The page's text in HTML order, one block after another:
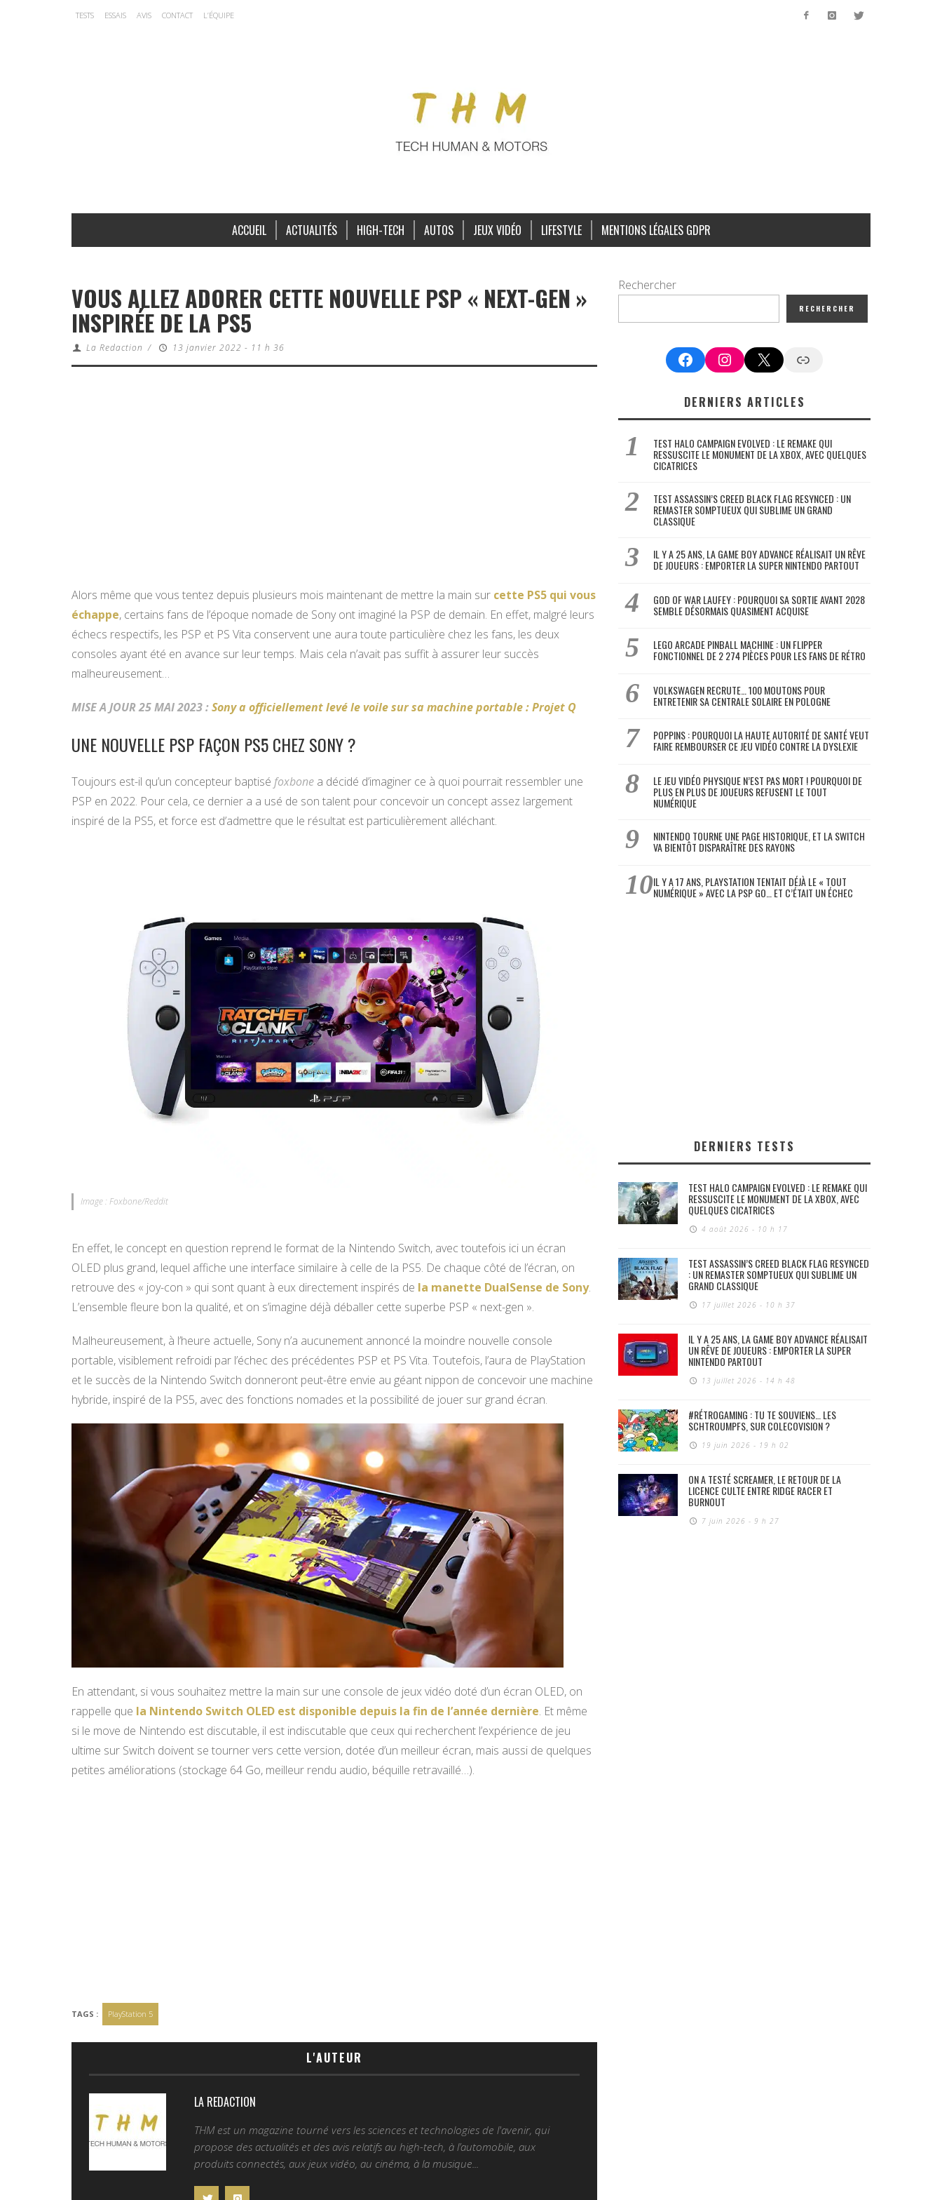
TESTS ESSAIS AVIS CONTACT L’ÉQUIPE
ACCUEIL ACTUALITÉS HIGH-TECH AUTOS JEUX VIDÉO LIFESTYLE MENTIONS LÉGALES GDPR
VOUS ALLEZ ADORER CETTE NOUVELLE PSP « NEXT-GEN »
INSPIRÉE DE LA PS5
La Redaction / 13 janvier 2022 - 11 h 36
Alors même que vous tentez depuis plusieurs mois maintenant de mettre la main sur cette PS5 qui vous
échappe, certains fans de l’époque nomade de Sony ont imaginé la PSP de demain. En effet, malgré leurs
échecs respectifs, les PSP et PS Vita conservent une aura toute particulière chez les fans, les deux
consoles ayant été en avance sur leur temps. Mais cela n’avait pas suffit à assurer leur succès
malheureusement…
MISE A JOUR 25 MAI 2023 :Sony a officiellement levé le voile sur sa machine portable : Projet Q
UNE NOUVELLE PSP FAÇON PS5 CHEZ SONY ?
Toujours est-il qu’un concepteur baptisé foxbone a décidé d’imaginer ce à quoi pourrait ressembler une
PSP en 2022. Pour cela, ce dernier a a usé de son talent pour concevoir un concept assez largement
inspiré de la PS5, et force est d’admettre que le résultat est particulièrement alléchant.
Image : Foxbone/Reddit
En effet, le concept en question reprend le format de la Nintendo Switch, avec toutefois ici un écran
OLED plus grand, lequel affiche une interface similaire à celle de la PS5. De chaque côté de l’écran, on
retrouve des « joy-con » qui sont quant à eux directement inspirés de la manette DualSense de Sony.
L’ensemble fleure bon la qualité, et on s’imagine déjà déballer cette superbe PSP « next-gen ».
Malheureusement, à l’heure actuelle, Sony n’a aucunement annoncé la moindre nouvelle console
portable, visiblement refroidi par l’échec des précédentes PSP et PS Vita. Toutefois, l’aura de PlayStation
et le succès de la Nintendo Switch donneront peut-être envie au géant nippon de concevoir une machine
hybride, inspiré de la PS5, avec des fonctions nomades et la possibilité de jouer sur grand écran.
En attendant, si vous souhaitez mettre la main sur une console de jeux vidéo doté d’un écran OLED, on
rappelle que la Nintendo Switch OLED est disponible depuis la fin de l’année dernière. Et même
si le move de Nintendo est discutable, il est indiscutable que ceux qui recherchent l’expérience de jeu
ultime sur Switch doivent se tourner vers cette version, dotée d’un meilleur écran, mais aussi de quelques
petites améliorations (stockage 64 Go, meilleur rendu audio, béquille retravaillé…).
TAGS : PlayStation 5
L'AUTEUR
LA REDACTION
THM est un magazine tourné vers les sciences et technologies de l'avenir, qui
propose des actualités et des avis relatifs au high-tech, à l’automobile, aux
produits connectés, aux jeux vidéo, au cinéma, à la musique...
Rechercher
RECHERCHER
FacebookInstagram
X Google News
DERNIERS ARTICLES
TEST HALO CAMPAIGN EVOLVED : LE REMAKE QUI
RESSUSCITE LE MONUMENT DE LA XBOX, AVEC QUELQUES
CICATRICES
TEST ASSASSIN’S CREED BLACK FLAG RESYNCED : UN
REMASTER SOMPTUEUX QUI SUBLIME UN GRAND
CLASSIQUE
IL Y A 25 ANS, LA GAME BOY ADVANCE RÉALISAIT UN RÊVE
DE JOUEURS : EMPORTER LA SUPER NINTENDO PARTOUT
GOD OF WAR LAUFEY : POURQUOI SA SORTIE AVANT 2028
SEMBLE DÉSORMAIS QUASIMENT ACQUISE
LEGO ARCADE PINBALL MACHINE : UN FLIPPER
FONCTIONNEL DE 2 274 PIÈCES POUR LES FANS DE RÉTRO
VOLKSWAGEN RECRUTE… 100 MOUTONS POUR
ENTRETENIR SA CENTRALE SOLAIRE EN POLOGNE
POPPINS : POURQUOI LA HAUTE AUTORITÉ DE SANTÉ VEUT
FAIRE REMBOURSER CE JEU VIDÉO CONTRE LA DYSLEXIE
LE JEU VIDÉO PHYSIQUE N’EST PAS MORT ! POURQUOI DE
PLUS EN PLUS DE JOUEURS REFUSENT LE TOUT
NUMÉRIQUE
NINTENDO TOURNE UNE PAGE HISTORIQUE, ET LA SWITCH
VA BIENTÔT DISPARAÎTRE DES RAYONS
IL Y A 17 ANS, PLAYSTATION TENTAIT DÉJÀ LE « TOUT
NUMÉRIQUE » AVEC LA PSP GO… ET C’ÉTAIT UN ÉCHEC
DERNIERS TESTS
TEST HALO CAMPAIGN EVOLVED : LE REMAKE QUI
RESSUSCITE LE MONUMENT DE LA XBOX, AVEC
QUELQUES CICATRICES
4 août 2026 - 10 h 17
TEST ASSASSIN’S CREED BLACK FLAG RESYNCED
: UN REMASTER SOMPTUEUX QUI SUBLIME UN
GRAND CLASSIQUE
17 juillet 2026 - 10 h 37
IL Y A 25 ANS, LA GAME BOY ADVANCE RÉALISAIT
UN RÊVE DE JOUEURS : EMPORTER LA SUPER
NINTENDO PARTOUT
13 juillet 2026 - 14 h 48
#RÉTROGAMING : TU TE SOUVIENS… LES
SCHTROUMPFS, SUR COLECOVISION ?
19 juin 2026 - 19 h 02
ON A TESTÉ SCREAMER, LE RETOUR DE LA
LICENCE CULTE ENTRE RIDGE RACER ET
BURNOUT
7 juin 2026 - 9 h 27